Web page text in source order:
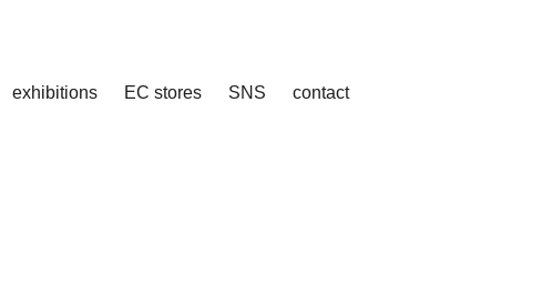
exhibitions EC stores SNS contact